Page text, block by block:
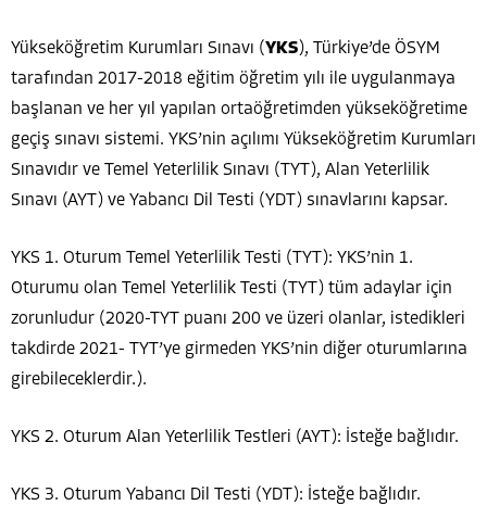
Yükseköğretim Kurumları Sınavı (YKS), Türkiye’de ÖSYM
tarafından 2017-2018 eğitim öğretim yılı ile uygulanmaya
başlanan ve her yıl yapılan ortaöğretimden yükseköğretime
geçiş sınavı sistemi. YKS’nin açılımı Yükseköğretim Kurumları
Sınavıdır ve Temel Yeterlilik Sınavı (TYT), Alan Yeterlilik
Sınavı (AYT) ve Yabancı Dil Testi (YDT) sınavlarını kapsar.
YKS 1. Oturum Temel Yeterlilik Testi (TYT): YKS’nin 1.
Oturumu olan Temel Yeterlilik Testi (TYT) tüm adaylar için
zorunludur (2020-TYT puanı 200 ve üzeri olanlar, istedikleri
takdirde 2021- TYT’ye girmeden YKS’nin diğer oturumlarına
girebileceklerdir.).
YKS 2. Oturum Alan Yeterlilik Testleri (AYT): İsteğe bağlıdır.
YKS 3. Oturum Yabancı Dil Testi (YDT): İsteğe bağlıdır.